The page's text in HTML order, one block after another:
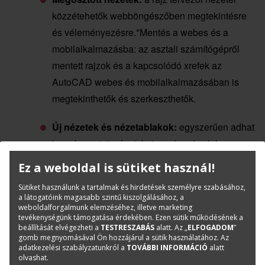
közzétehetők webböngészőben megtekintésre
és véleményezésre.*Mentés a webes és a
mobilalkalmazásba: az asztali számítógépről
mentett rajzok és a kapcsolódó xrefek az
AutoCAD webes és mobilalkalmazásában is
megtekinthetők és szerkeszthetők.
Új nézetek és nézetablakok: egyszerűen adhat
hozzá mentett nézeteket az elrendezéshez.
Nagy felbontású monitorok támogatása:
tervek 4K és annál nagyobb felbontású kijelzőn
is megtekinthetők.
Képernyőn kívüli kijelölés: a kijelölt
objektumok akkor is a kiválasztási halmazban
Ez a weboldal is sütiket használ!
Sütiket használunk a tartalmak és hirdetések személyre szabásához,
a látogatóink magasabb szintű kiszolgálásához, a
weboldalforgalmunk elemzéséhez, illetve marketing
tevékenységünk támogatása érdekében. Ezen sütik működésének a
beállítását elvégezheti a TESTRESZABÁS alatt. Az „ELFOGADOM”
gomb megnyomásával Ön hozzájárul a sütik használatához. Az
adatkezelési szabályzatunkról a TOVÁBBI INFORMÁCIÓ alatt
olvashat.